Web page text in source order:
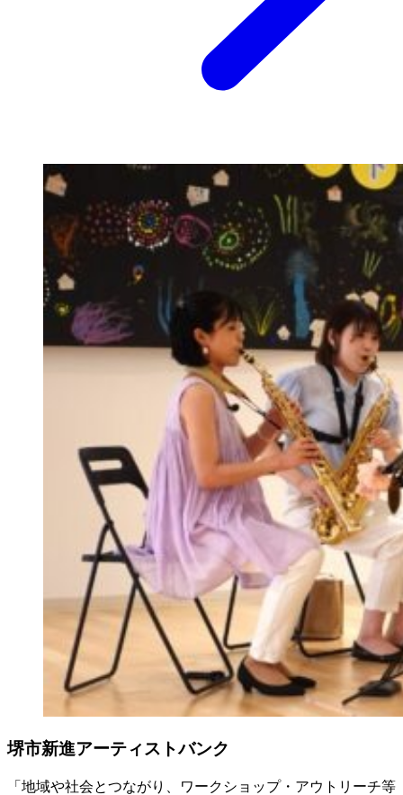
堺市新進アーティストバンク
「地域や社会とつながり、ワークショップ・アウトリーチ等